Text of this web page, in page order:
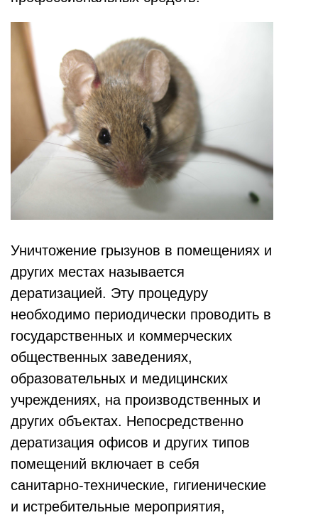
Уничтожение грызунов в помещениях и
других местах называется
дератизацией. Эту процедуру
необходимо периодически проводить в
государственных и коммерческих
общественных заведениях,
образовательных и медицинских
учреждениях, на производственных и
других объектах. Непосредственно
дератизация офисов и других типов
помещений включает в себя
санитарно-технические, гигиенические
и истребительные мероприятия,